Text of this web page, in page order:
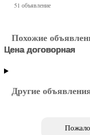
51 объявление
Похожие
Цена договорная
Цена договорная
Цена договорная
Цена договорная
Цена договорная
Цена договорная
Другие